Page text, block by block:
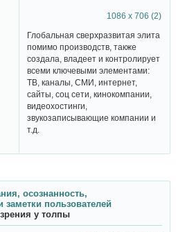
1086 x 706 (2)
Глобальная сверхразвитая элита
помимо производств, также
создала, владеет и контролирует
всеми ключевыми элементами:
ТВ, каналы, СМИ, интернет,
сайты, соц сети, кинокомпании,
видеохостинги,
звукозаписывающие компании и
т.д.
осознанность,
заметки пользователей
у толпы